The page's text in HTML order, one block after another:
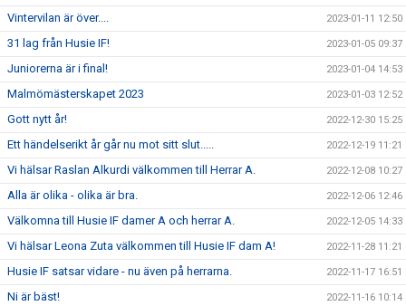
Vintervilan är över.... 2023-01-11 12:50
31 lag från Husie IF! 2023-01-05 09:37
Juniorerna är i final! 2023-01-04 14:53
Malmömästerskapet 2023 2023-01-03 12:52
Gott nytt år! 2022-12-30 15:25
Ett händelserikt år går nu mot sitt slut..... 2022-12-19 11:21
Vi hälsar Raslan Alkurdi välkommen till Herrar A. 2022-12-08 10:27
Alla är olika - olika är bra. 2022-12-06 12:46
Välkomna till Husie IF damer A och herrar A. 2022-12-05 14:33
Vi hälsar Leona Zuta välkommen till Husie IF dam A! 2022-11-28 11:21
Husie IF satsar vidare - nu även på herrarna. 2022-11-17 16:51
Ni är bäst! 2022-11-16 10:14